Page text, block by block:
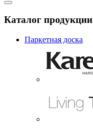
Каталог продукции
Паркетная доска